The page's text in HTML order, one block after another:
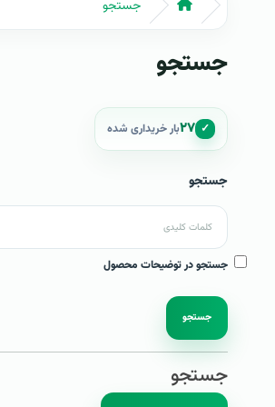
جستجو
جستجو
✓ ۲۷بار خریداری شده
جستجو
جستجو در توضیحات محصول
جستجو
جستجو